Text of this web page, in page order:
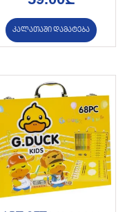
კალათაში დამატება